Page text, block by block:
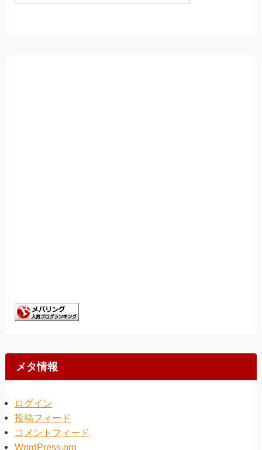
メタ情報
ログイン
投稿フィード
コメントフィード
WordPress.org